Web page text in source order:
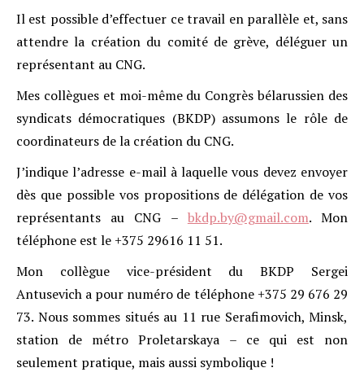
Il est possible d’effectuer ce travail en parallèle et, sans
attendre la création du comité de grève, déléguer un
représentant au CNG.
Mes collègues et moi-même du Congrès bélarussien des
syndicats démocratiques (BKDP) assumons le rôle de
coordinateurs de la création du CNG.
J’indique l’adresse e-mail à laquelle vous devez envoyer
dès que possible vos propositions de délégation de vos
représentants au CNG – bkdp.by@gmail.com. Mon
téléphone est le +375 29616 11 51.
Mon collègue vice-président du BKDP Sergei
Antusevich a pour numéro de téléphone +375 29 676 29
73. Nous sommes situés au 11 rue Serafimovich, Minsk,
station de métro Proletarskaya – ce qui est non
seulement pratique, mais aussi symbolique !